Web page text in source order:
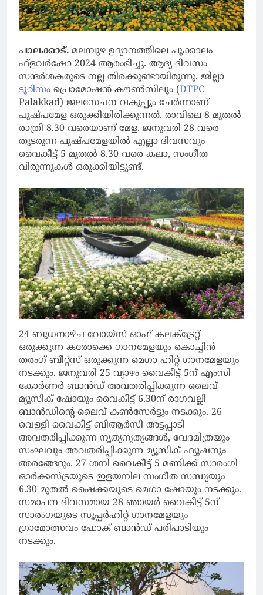
പാലക്കാട്. മലമ്പുഴ ഉദ്യാനത്തിലെ പൂക്കാലം
ഫ്‌ളവര്‍ഷോ 2024 ആരംഭിച്ചു. ആദ്യ ദിവസം
സന്ദര്‍ശകരുടെ നല്ല തിരക്കുണ്ടായിരുന്നു. ജില്ലാ
ടൂറിസം പ്രൊമോഷന്‍ കൗണ്‍സിലും (DTPC
Palakkad) ജലസേചന വകുപ്പും ചേര്‍ന്നാണ്
പുഷ്പമേള ഒരുക്കിയിരിക്കുന്നത്. രാവിലെ 8 മുതല്‍
രാത്രി 8.30 വരെയാണ് മേള. ജനുവരി 28 വരെ
തുടരുന്ന പുഷ്പമേളയില്‍ എല്ലാ ദിവസവും
വൈകീട്ട് 5 മുതല്‍ 8.30 വരെ കലാ, സംഗീത
വിരുന്നുകള്‍ ഒരുക്കിയിട്ടുണ്ട്.
24 ബുധനാഴ്ച വോയ്‌സ് ഓഫ് കലക്ട്രേറ്റ്
ഒരുക്കുന്ന കരോക്കെ ഗാനമേളയും കൊച്ചിന്‍
തരംഗ് ബീറ്റ്‌സ് ഒരുക്കുന്ന മെഗാ ഹിറ്റ് ഗാനമേളയും
നടക്കും. ജനുവരി 25 വ്യാഴം വൈകീട്ട് 5ന് എംസി
കോര്‍ണര്‍ ബാന്‍ഡ് അവതരിപ്പിക്കുന്ന ലൈവ്
മ്യൂസിക് ഷോയും വൈകീട്ട് 6.30ന് രാഗവല്ലി
ബാന്‍ഡിന്റെ ലൈവ് കണ്‍സേര്‍ട്ടും നടക്കും. 26
വെള്ളി വൈകീട്ട് ബിആര്‍സി അട്ടപ്പാടി
അവതരിപ്പിക്കുന്ന നൃത്യനൃത്യങ്ങള്‍, വേദമിത്രയും
സംഘവും അവതരിപ്പിക്കുന്ന മ്യൂസിക് ഫ്യൂഷനും
അരങ്ങേറും. 27 ശനി വൈകീട്ട് 5 മണിക്ക് സാരംഗി
ഓര്‍ക്കസ്ട്രയുടെ ഇളയനില സംഗീത സന്ധ്യയും
6.30 മുതല്‍ ഷൈക്കയുടെ മെഗാ ഷോയും നടക്കും.
സമാപന ദിവസമായ 28 ഞായര്‍ വൈകീട്ട് 5ന്
സാരംഗയുടെ സൂപ്പര്‍ഹിറ്റ് ഗാനമേളയും
ഗ്രാമോത്സവം ഫോക് ബാന്‍ഡ് പരിപാടിയും
നടക്കും.